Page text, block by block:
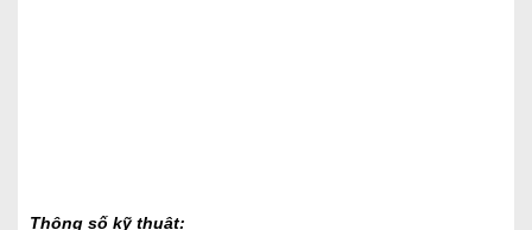
Thông số kỹ thuật: